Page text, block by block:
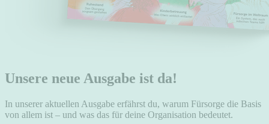
Unsere neue Ausgabe ist da!
In unserer aktuellen Ausgabe erfährst du, warum Fürsorge die Basis
von allem ist – und was das für deine Organisation bedeutet.